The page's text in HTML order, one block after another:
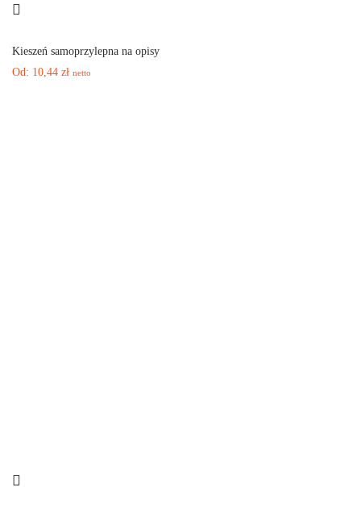
Kieszeń samoprzylepna na opisy
Od: 10,44 zł netto